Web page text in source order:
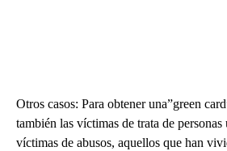
Otros casos: Para obtener una”green
también las víctimas de trata de personas
víctimas de abusos, aquellos que han